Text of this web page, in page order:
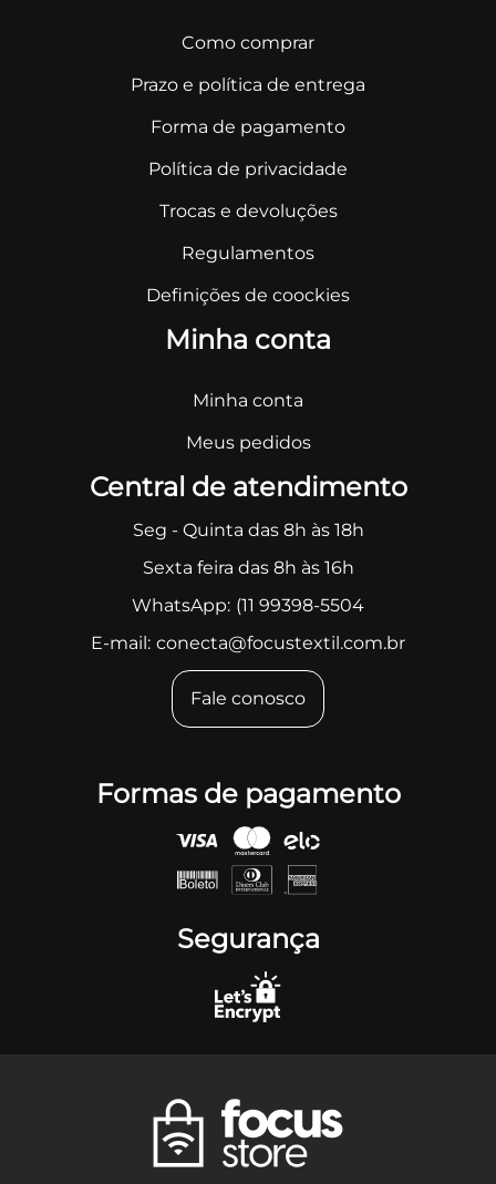
Como comprar
Prazo e política de entrega
Forma de pagamento
Política de privacidade
Trocas e devoluções
Regulamentos
Definições de coockies
Minha conta
Minha conta
Meus pedidos
Central de atendimento
Seg - Quinta das 8h às 18h
Sexta feira das 8h às 16h
WhatsApp: (11 99398-5504
E-mail: conecta@focustextil.com.br
Fale conosco
Formas de pagamento
Segurança